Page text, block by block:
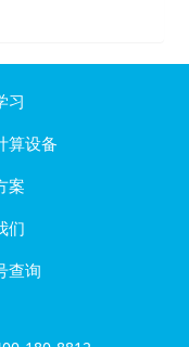
习
算设备
案
们
查询